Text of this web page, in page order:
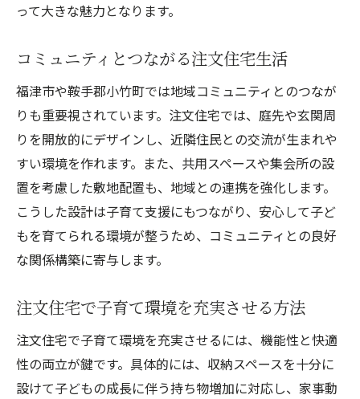
って大きな魅力となります。
コミュニティとつながる注文住宅生活
福津市や鞍手郡小竹町では地域コミュニティとのつなが
りも重要視されています。注文住宅では、庭先や玄関周
りを開放的にデザインし、近隣住民との交流が生まれや
すい環境を作れます。また、共用スペースや集会所の設
置を考慮した敷地配置も、地域との連携を強化します。
こうした設計は子育て支援にもつながり、安心して子ど
もを育てられる環境が整うため、コミュニティとの良好
な関係構築に寄与します。
注文住宅で子育て環境を充実させる方法
注文住宅で子育て環境を充実させるには、機能性と快適
性の両立が鍵です。具体的には、収納スペースを十分に
設けて子どもの成長に伴う持ち物増加に対応し、家事動